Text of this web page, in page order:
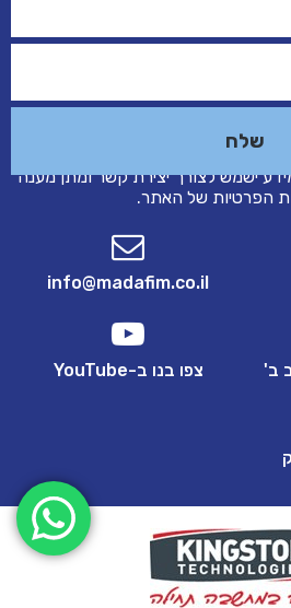
ישמש לצורך יצירת קשר ומתן מענה
הפרטיות של האתר.
info@madafim.co.il
צפו בנו ב-YouTube